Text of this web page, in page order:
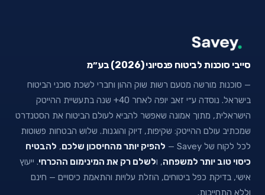
סייבי סוכנות לביטוח פנסיוני (2026) בע״מ
— סוכנות מורשה מטעם רשות שוק ההון וחברי לשכת סוכני הביטוח
בישראל. נוסדה ע״י זאב יופה לאחר 40+ שנה בתעשיית ההייטק
הישראלית, מתוך אמונה שאפשר להביא לעולם הביטוח את הסטנדרט
שמכתיב עולם ההייטק: שקיפות, דיוק והוגנות. שלוש הבטחות פשוטות
לכל לקוח של Savey —
להפיק יותר מהחיסכון שלכם, להבטיח
כיסוי טוב יותר למשפחה, ולשלם רק את המינימום ההכרחי. ייעוץ
אישי, בדיקת כפל ביטוחים, הוזלת עלויות והתאמת כיסויים — חינם
וללא התחייבות.